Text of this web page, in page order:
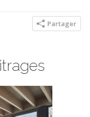
Partager